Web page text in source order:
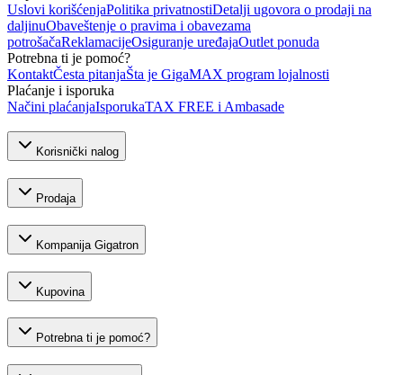
Uslovi korišćenjaPolitika privatnostiDetalji ugovora o prodaji na
daljinuObaveštenje o pravima i obavezama
potrošačaReklamacijeOsiguranje uređajaOutlet ponuda
Potrebna ti je pomoć?
KontaktČesta pitanjaŠta je GigaMAX program lojalnosti
Plaćanje i isporuka
Načini plaćanjaIsporukaTAX FREE i Ambasade
Korisnički nalog
Prodaja
Kompanija Gigatron
Kupovina
Potrebna ti je pomoć?